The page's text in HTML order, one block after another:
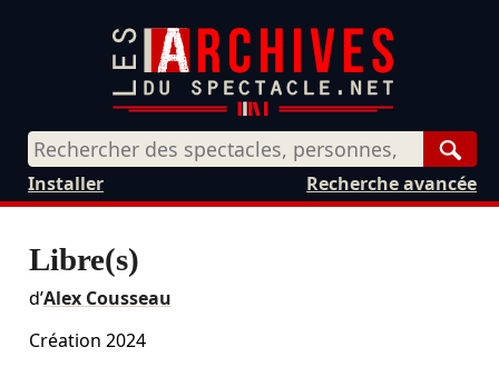
Recherche avancée
Installer
Libre(s)
d’Alex Cousseau
Création 2024